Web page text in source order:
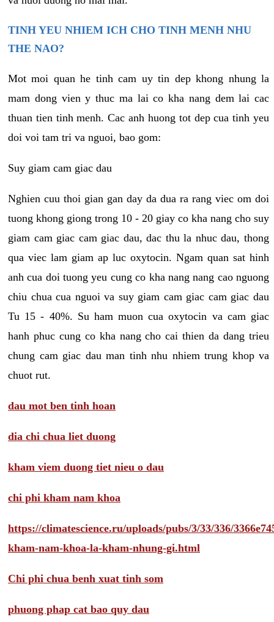
TINH YEU NHIEM ICH CHO TINH MENH NHU
THE NAO?
Mot moi quan he tinh cam uy tin dep khong nhung la
mam dong vien y thuc ma lai co kha nang dem lai cac
thuan tien tinh menh. Cac anh huong tot dep cua tinh yeu
doi voi tam tri va nguoi, bao gom:
Suy giam cam giac dau
Nghien cuu thoi gian gan day da dua ra rang viec om doi
tuong khong giong trong 10 - 20 giay co kha nang cho suy
giam cam giac cam giac dau, dac thu la nhuc dau, thong
qua viec lam giam ap luc oxytocin. Ngam quan sat hinh
anh cua doi tuong yeu cung co kha nang nang cao nguong
chiu chua cua nguoi va suy giam cam giac cam giac dau
Tu 15 - 40%. Su ham muon cua oxytocin va cam giac
hanh phuc cung co kha nang cho cai thien da dang trieu
chung cam giac dau man tinh nhu nhiem trung khop va
chuot rut.
dau mot ben tinh hoan
dia chi chua liet duong
kham viem duong tiet nieu o dau
chi phi kham nam khoa
https://climatescience.ru/uploads/pubs/3/33/336/
kham-nam-khoa-la-kham-nhung-gi.html
Chi phi chua benh xuat tinh som
phuong phap cat bao quy dau